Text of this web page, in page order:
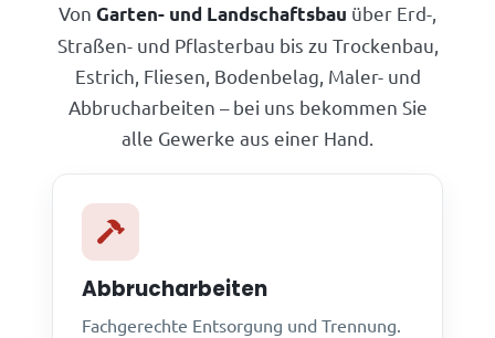
Von Garten- und Landschaftsbau über Erd-,
Straßen- und Pflasterbau bis zu Trockenbau,
Estrich, Fliesen, Bodenbelag, Maler- und
Abbrucharbeiten – bei uns bekommen Sie
alle Gewerke aus einer Hand.
Abbrucharbeiten
Fachgerechte Entsorgung und Trennung.